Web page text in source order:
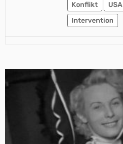
Konflikt
USA
Intervention